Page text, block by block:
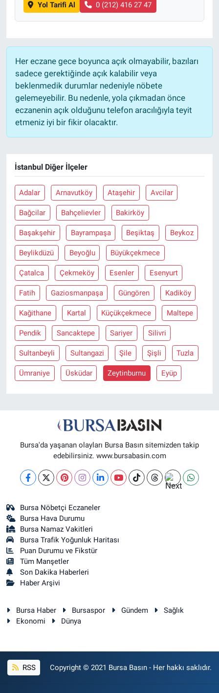
Yol Tarifi Al 0 (212) 416 27 47
Her eczane gece boyunca açık olmayabilir, bazıları
sadece gerektiğinde açık kalabilir veya
beklenmedik durumlar nedeniyle nöbete
gelemeyebilir. Bu nedenle, yola çıkmadan önce
eczanenin açık olduğunu telefon aracılığıyla teyit
etmeniz iyi bir fikir olacaktır.
İstanbul Diğer İlçeler
Adalar Arnavutköy Ataşehir Avcilar
Bağcilar Bahçelievler Bakirköy
Başakşehir Bayrampaşa Beşiktaş Beykoz
Beylikdüzü Beyoğlu Büyükçekmece
Çatalca Çekmeköy Esenler Esenyurt
Fatih Gaziosmanpaşa Güngören Kadiköy
Kağithane Kartal Küçükçekmece Maltepe
Pendik Sancaktepe Sariyer Silivri
Sultanbeyli Sultangazi Şile Şişli Tuzla
Ümraniye Üsküdar Zeytinburnu Eyüp
Bursa'da yaşanan olayları Bursa Basın sitemizden takip
edebilirsiniz. www.bursabasin.com
Bursa Nöbetçi Eczaneler
Bursa Hava Durumu
Bursa Namaz Vakitleri
Bursa Trafik Yoğunluk Haritası
Puan Durumu ve Fikstür
Tüm Manşetler
Son Dakika Haberleri
Haber Arşivi
Bursa Haber Bursaspor Gündem
Sağlık
Ekonomi
Dünya
RSS Copyright © 2021 Bursa Basın - Her hakkı saklıdır.
Yaşam
Nöbetçi Eczaneler